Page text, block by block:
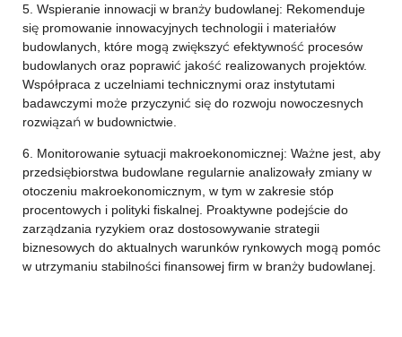
5. Wspieranie innowacji w branży budowlanej: Rekomenduje
się promowanie innowacyjnych technologii i materiałów
budowlanych, które mogą zwiększyć efektywność procesów
budowlanych oraz poprawić jakość realizowanych projektów.
Współpraca z uczelniami technicznymi oraz instytutami
badawczymi może przyczynić się do rozwoju nowoczesnych
rozwiązań w budownictwie.
6. Monitorowanie sytuacji makroekonomicznej: Ważne jest, aby
przedsiębiorstwa budowlane regularnie analizowały zmiany w
otoczeniu makroekonomicznym, w tym w zakresie stóp
procentowych i polityki fiskalnej. Proaktywne podejście do
zarządzania ryzykiem oraz dostosowywanie strategii
biznesowych do aktualnych warunków rynkowych mogą pomóc
w utrzymaniu stabilności finansowej firm w branży budowlanej.